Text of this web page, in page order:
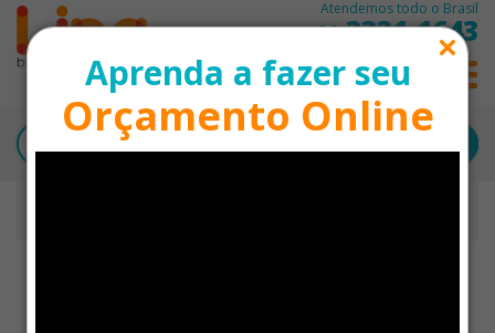
Aprenda a fazer seu
Orçamento Online
Atendemos todo o Brasil
113331-1643